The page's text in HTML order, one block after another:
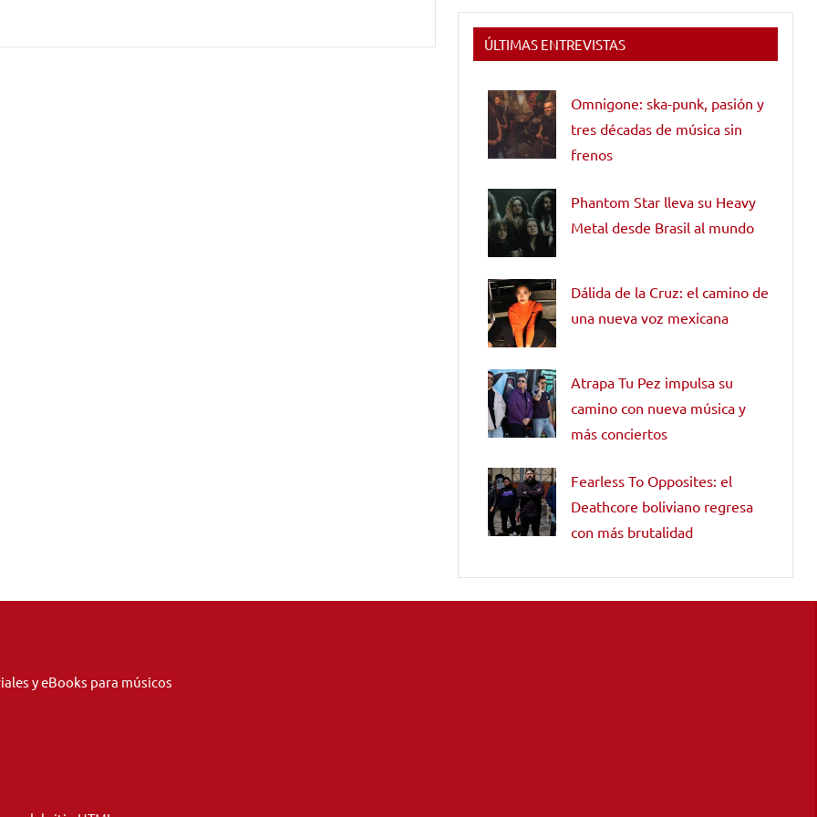
ÚLTIMAS ENTREVISTAS
Omnigone: ska-punk, pasión y
tres décadas de música sin
frenos
Phantom Star lleva su Heavy
Metal desde Brasil al mundo
Dálida de la Cruz: el camino de
una nueva voz mexicana
Atrapa Tu Pez impulsa su
camino con nueva música y
más conciertos
Fearless To Opposites: el
Deathcore boliviano regresa
con más brutalidad
y eBooks para músicos